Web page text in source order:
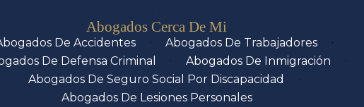
Abogados Cerca De Mi
De Accidentes
Abogados De Trabajadores
De Defensa Criminal
Abogados De Inmigración
Abogados De Seguro Social Por Discapacidad
Abogados De Lesiones Personales